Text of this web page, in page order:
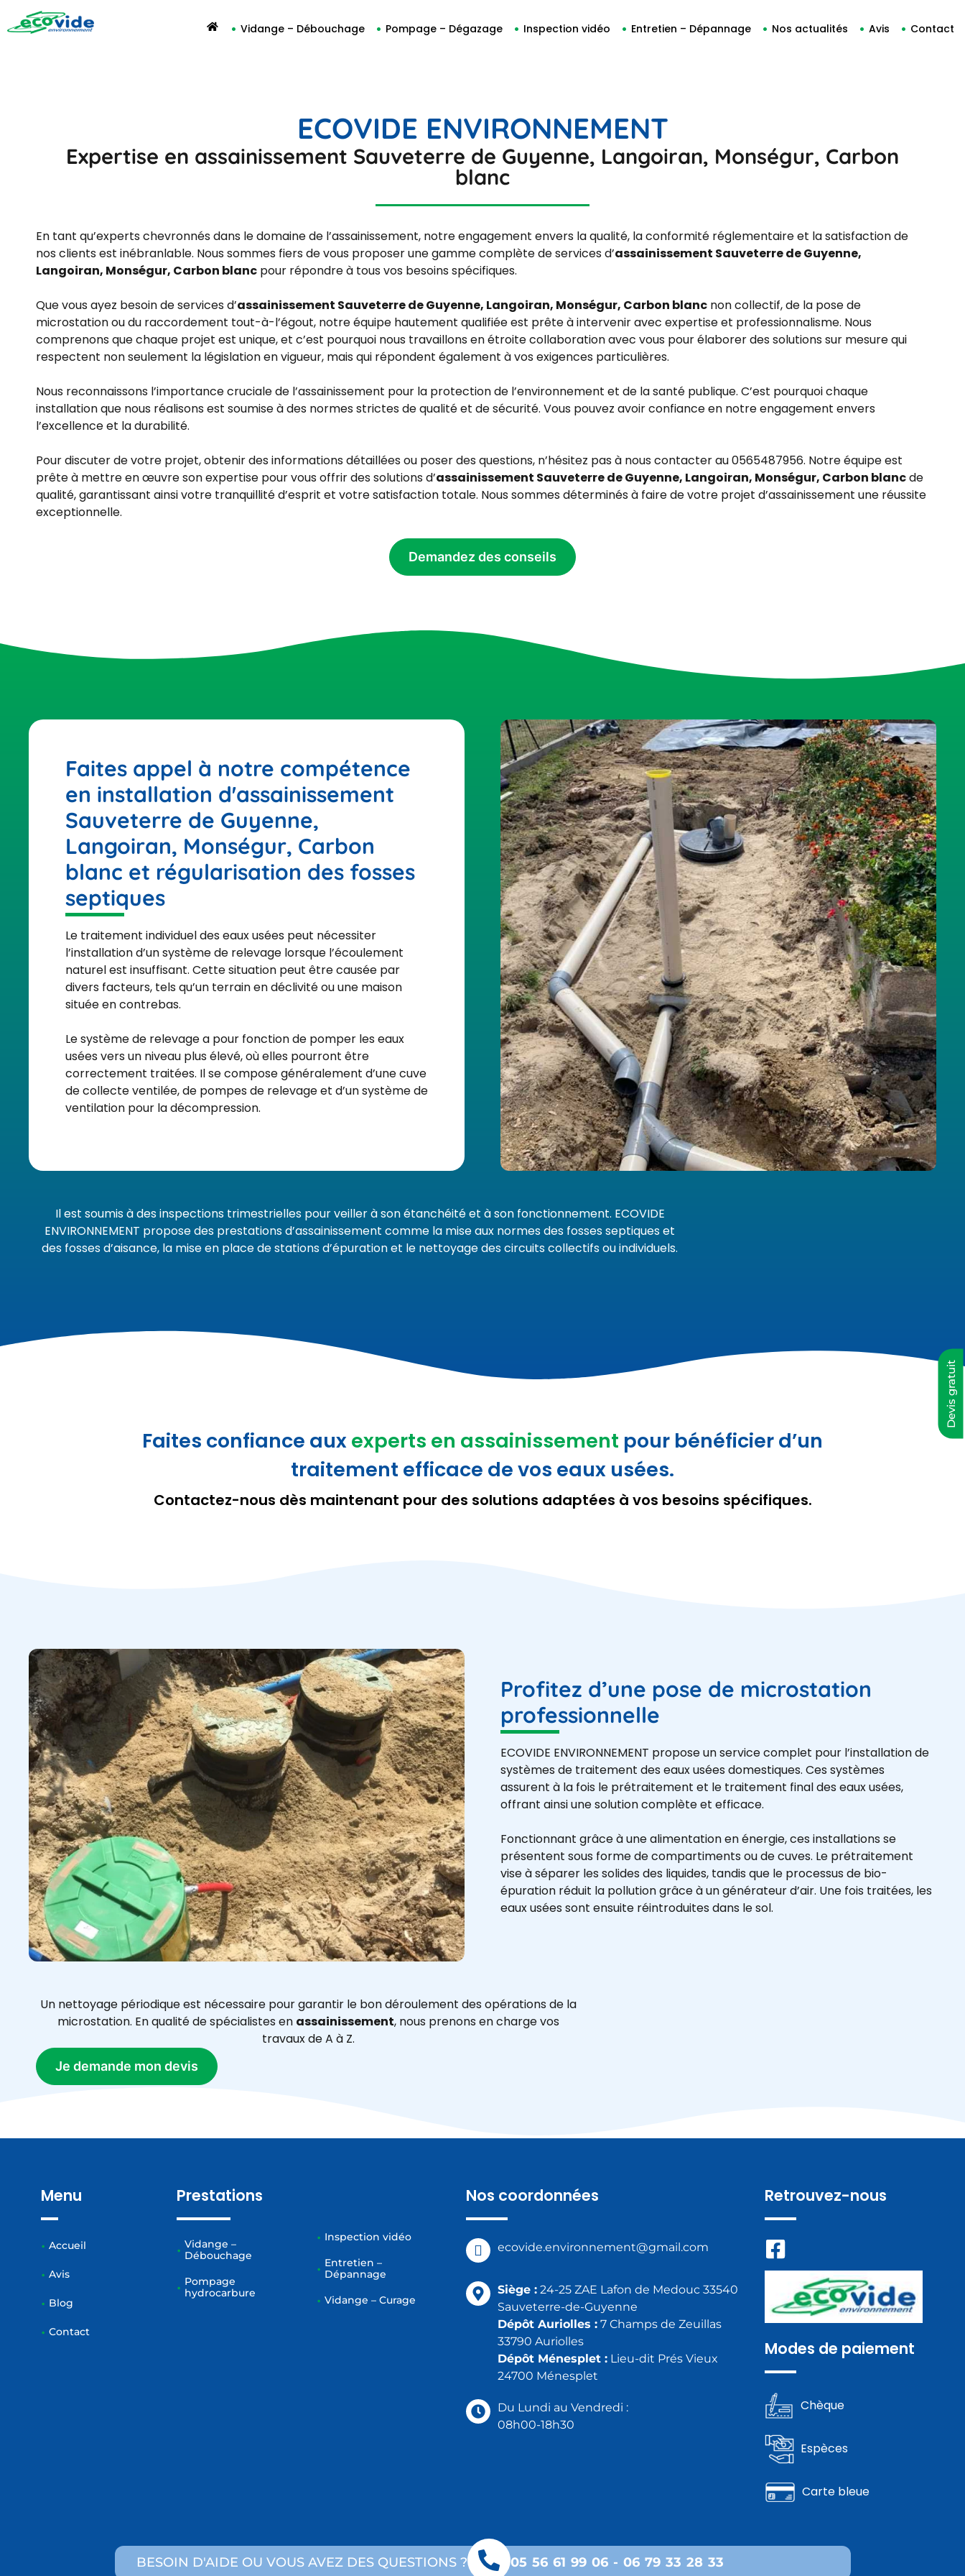
Vidange – Débouchage Pompage – Dégazage Inspection vidéo Entretien – Dépannage Nos actualités Avis Contact
ECOVIDE ENVIRONNEMENT
Expertise en assainissement Sauveterre de Guyenne, Langoiran, Monségur, Carbon
blanc
En tant qu’experts chevronnés dans le domaine de l’assainissement, notre engagement envers la qualité, la conformité réglementaire et la satisfaction de
nos clients est inébranlable. Nous sommes fiers de vous proposer une gamme complète de services d’assainissement Sauveterre de Guyenne,
Langoiran, Monségur, Carbon blanc pour répondre à tous vos besoins spécifiques.
Que vous ayez besoin de services d’assainissement Sauveterre de Guyenne, Langoiran, Monségur, Carbon blanc non collectif, de la pose de
microstation ou du raccordement tout-à-l’égout, notre équipe hautement qualifiée est prête à intervenir avec expertise et professionnalisme. Nous
comprenons que chaque projet est unique, et c’est pourquoi nous travaillons en étroite collaboration avec vous pour élaborer des solutions sur mesure qui
respectent non seulement la législation en vigueur, mais qui répondent également à vos exigences particulières.
Nous reconnaissons l’importance cruciale de l’assainissement pour la protection de l’environnement et de la santé publique. C’est pourquoi chaque
installation que nous réalisons est soumise à des normes strictes de qualité et de sécurité. Vous pouvez avoir confiance en notre engagement envers
l’excellence et la durabilité.
Pour discuter de votre projet, obtenir des informations détaillées ou poser des questions, n’hésitez pas à nous contacter au 0565487956. Notre équipe est
prête à mettre en œuvre son expertise pour vous offrir des solutions d’assainissement Sauveterre de Guyenne, Langoiran, Monségur, Carbon blancde
qualité, garantissant ainsi votre tranquillité d’esprit et votre satisfaction totale. Nous sommes déterminés à faire de votre projet d’assainissement une réussite
exceptionnelle.
Demandez des conseils
Faites appel à notre compétence
en installation d'assainissement
Sauveterre de Guyenne,
Langoiran, Monségur, Carbon
blanc et régularisation des fosses
septiques
Le traitement individuel des eaux usées peut nécessiter
l’installation d’un système de relevage lorsque l’écoulement
naturel est insuffisant. Cette situation peut être causée par
divers facteurs, tels qu’un terrain en déclivité ou une maison
située en contrebas.
Le système de relevage a pour fonction de pomper les eaux
usées vers un niveau plus élevé, où elles pourront être
correctement traitées. Il se compose généralement d’une cuve
de collecte ventilée, de pompes de relevage et d’un système de
ventilation pour la décompression.
Il est soumis à des inspections trimestrielles pour veiller à son étanchéité et à son fonctionnement. ECOVIDE
ENVIRONNEMENT propose des prestations d’assainissement comme la mise aux normes des fosses septiques et
des fosses d’aisance, la mise en place de stations d’épuration et le nettoyage des circuits collectifs ou individuels.
Faites confiance auxexperts en assainissement pour bénéficier d’un
traitement efficace de vos eaux usées.
Contactez-nous dès maintenant pour des solutions adaptées à vos besoins spécifiques.
Profitez d’une pose de microstation
professionnelle
ECOVIDE ENVIRONNEMENT propose un service complet pour l’installation de
systèmes de traitement des eaux usées domestiques. Ces systèmes
assurent à la fois le prétraitement et le traitement final des eaux usées,
offrant ainsi une solution complète et efficace.
Fonctionnant grâce à une alimentation en énergie, ces installations se
présentent sous forme de compartiments ou de cuves. Le prétraitement
vise à séparer les solides des liquides, tandis que le processus de bio-
épuration réduit la pollution grâce à un générateur d’air. Une fois traitées, les
eaux usées sont ensuite réintroduites dans le sol.
Un nettoyage périodique est nécessaire pour garantir le bon déroulement des opérations de la
microstation. En qualité de spécialistes en assainissement, nous prenons en charge vos
travaux de A à Z.
Je demande mon devis
Menu
Accueil
Avis
Blog
Contact
Prestations
Vidange –
Débouchage
Pompage
hydrocarbure
Inspection vidéo
Entretien –
Dépannage
Vidange – Curage
Nos coordonnées
ecovide.environnement@gmail.com
Siège : 24-25 ZAE Lafon de Medouc 33540
Sauveterre-de-Guyenne
Dépôt Auriolles : 7 Champs de Zeuillas
33790 Auriolles
Dépôt Ménesplet : Lieu-dit Prés Vieux
24700 Ménesplet
Du Lundi au Vendredi :
08h00-18h30
Retrouvez-nous
Modes de paiement
Chèque
Espèces
Carte bleue
BESOIN D'AIDE OU VOUS AVEZ DES QUESTIONS ? 05 56 61 99 06 -06 79 33 28 33
Devis gratuit